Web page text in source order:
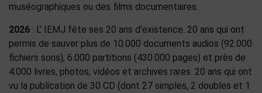
muséographiques ou des films documentaires.
2026 : L’ IEMJ fête ses 20 ans d’existence. 20 ans qui ont
permis de sauver plus de 10.000 documents audios (92.000
fichiers sons), 6.000 partitions (430.000 pages) et près de
4.000 livres, photos, vidéos et archives rares. 20 ans qui ont
vu la publication de 30 CD (dont 27 simples, 2 doubles et 1